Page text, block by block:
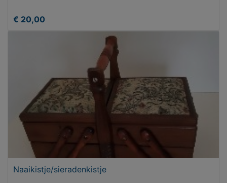
€ 20,00
Naaikistje/sieradenkistje